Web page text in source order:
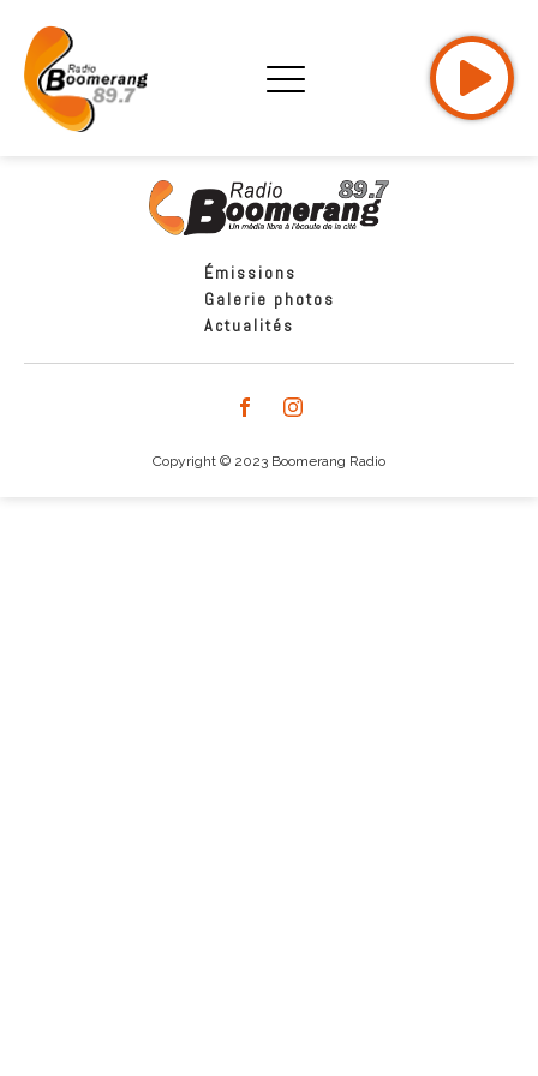
Émissions
Galerie photos
Actualités
Copyright © 2023 Boomerang Radio